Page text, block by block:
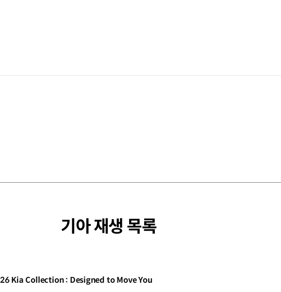
기아 재생 목록
상]
Kia Collection : Designed to Move You